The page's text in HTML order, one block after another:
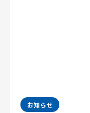
お知らせ